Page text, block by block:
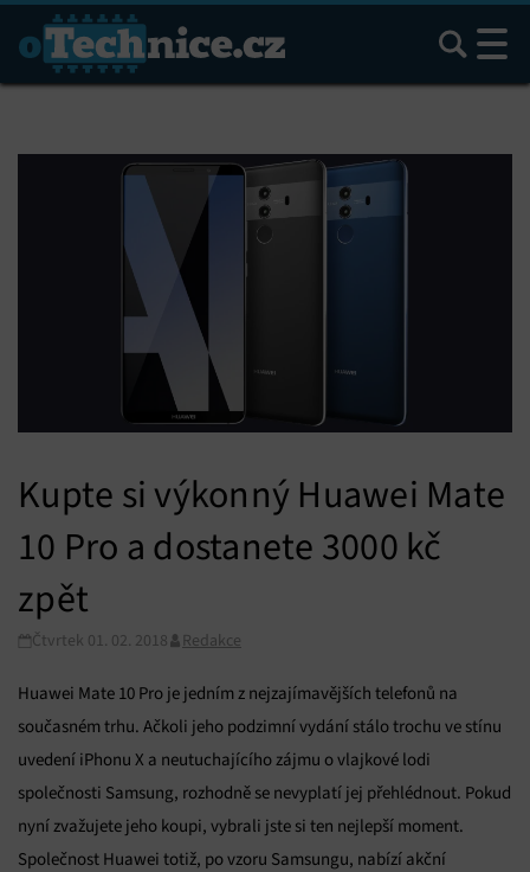
Hledat
Kupte si výkonný Huawei Mate
10 Pro a dostanete 3000 kč
zpět
Čtvrtek 01. 02. 2018 Redakce
Huawei Mate 10 Pro je jedním z nejzajímavějších telefonů na
současném trhu. Ačkoli jeho podzimní vydání stálo trochu ve stínu
uvedení iPhonu X a neutuchajícího zájmu o vlajkové lodi
společnosti Samsung, rozhodně se nevyplatí jej přehlédnout. Pokud
nyní zvažujete jeho koupi, vybrali jste si ten nejlepší moment.
Společnost Huawei totiž, po vzoru Samsungu, nabízí akční